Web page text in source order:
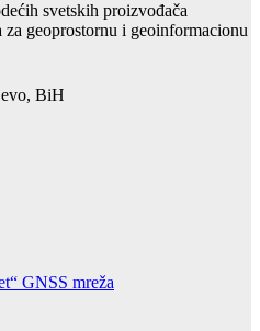
svetskih proizvođača
geoprostornu i geoinformacionu
BiH
GNSS mreža